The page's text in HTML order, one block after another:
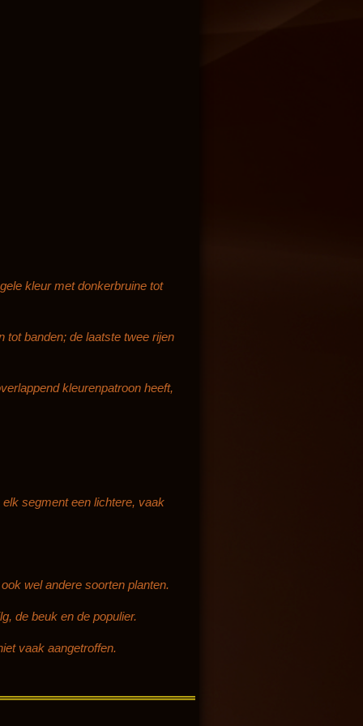
kleur met donkerbruine tot
banden; de laatste twee rijen
kleurenpatroon heeft,
segment een lichtere, vaak
wel andere soorten planten.
de beuk en de populier.
vaak aangetroffen.